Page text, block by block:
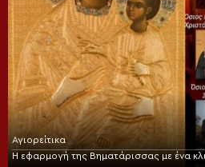
Αγιορείτικα
Η εφαρμογή της Βηματάρισσας με ένα